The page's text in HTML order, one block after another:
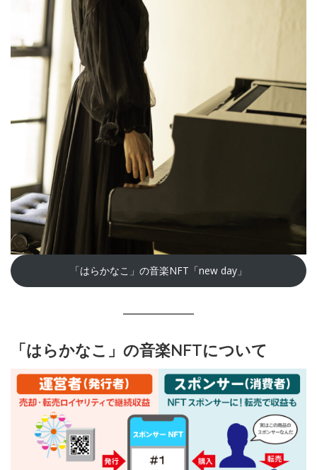
「はらかなこ」の音楽NFT「new day」
「はらかなこ」の音楽NFTについて